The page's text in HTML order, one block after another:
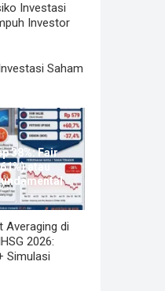
Investasi
Investor
Saham
38%: Fair
atau
Averaging di
2026:
Simulasi